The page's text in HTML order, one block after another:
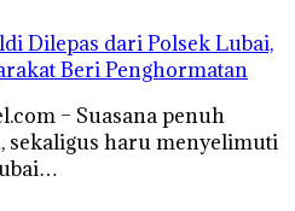
Dilepas dari Polsek Lubai,
Beri Penghormatan
– Suasana penuh
sekaligus haru menyelimuti